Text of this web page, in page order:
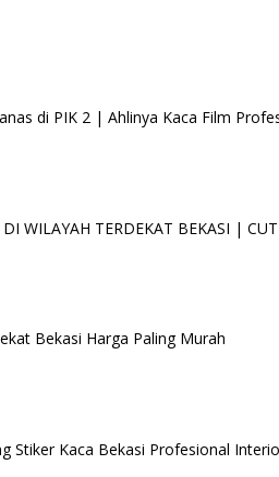
di PIK 2 | Ahlinya Kaca Film
WILAYAH TERDEKAT BEKASI |
Bekasi Harga Paling Murah
Stiker Kaca Bekasi Profesional